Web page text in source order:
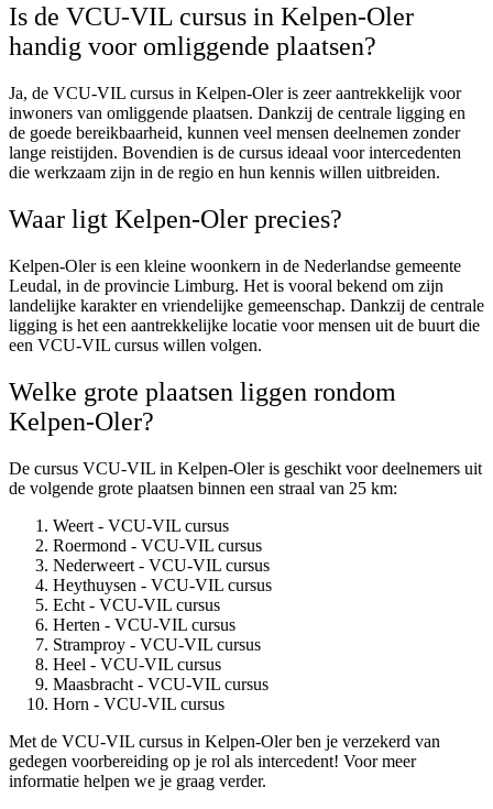
Is de VCU-VIL cursus in Kelpen-Oler
handig voor omliggende plaatsen?
Ja, de VCU-VIL cursus in Kelpen-Oler is zeer aantrekkelijk voor
inwoners van omliggende plaatsen. Dankzij de centrale ligging en
de goede bereikbaarheid, kunnen veel mensen deelnemen zonder
lange reistijden. Bovendien is de cursus ideaal voor intercedenten
die werkzaam zijn in de regio en hun kennis willen uitbreiden.
Waar ligt Kelpen-Oler precies?
Kelpen-Oler is een kleine woonkern in de Nederlandse gemeente
Leudal, in de provincie Limburg. Het is vooral bekend om zijn
landelijke karakter en vriendelijke gemeenschap. Dankzij de centrale
ligging is het een aantrekkelijke locatie voor mensen uit de buurt die
een VCU-VIL cursus willen volgen.
Welke grote plaatsen liggen rondom
Kelpen-Oler?
De cursus VCU-VIL in Kelpen-Oler is geschikt voor deelnemers uit
de volgende grote plaatsen binnen een straal van 25 km:
Weert - VCU-VIL cursus
Roermond - VCU-VIL cursus
Nederweert - VCU-VIL cursus
Heythuysen - VCU-VIL cursus
Echt - VCU-VIL cursus
Herten - VCU-VIL cursus
Stramproy - VCU-VIL cursus
Heel - VCU-VIL cursus
Maasbracht - VCU-VIL cursus
Horn - VCU-VIL cursus
Met de VCU-VIL cursus in Kelpen-Oler ben je verzekerd van
gedegen voorbereiding op je rol als intercedent! Voor meer
informatie helpen we je graag verder.